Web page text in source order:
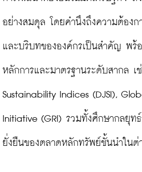
อย่างสมดุล โดยคำนึงถึงความต้องก
และบริบทขององค์กรเป็นสำคัญ พร้อ
หลักการและมาตรฐานระดับสากล เ
Sustainability Indices (DJSI),
Initiative (GRI) รวมทั้งศึกษากลยุท
ยั่งยืนของตลาดหลักทรัพย์ชั้นนำในต่